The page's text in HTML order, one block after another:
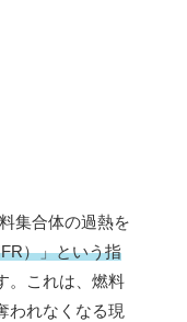
集合体の過熱を
）」という指
。これは、燃料
われなくなる現